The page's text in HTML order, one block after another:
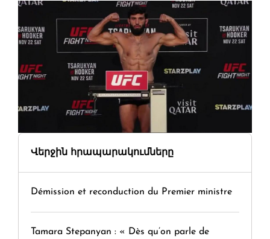
Վերջին հրապարակումները
Démission et reconduction du Premier ministre
Tamara Stepanyan : « Dès qu’on parle de